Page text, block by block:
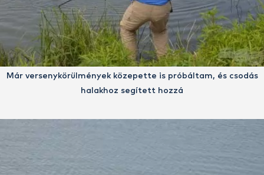
Már versenykörülmények közepette is próbáltam, és csodás
halakhoz segített hozzá